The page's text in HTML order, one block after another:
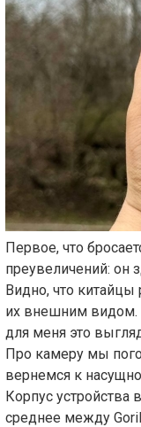
Первое, что
преувеличений: он
Видно, что
их внешним видом.
для меня это
Про камеру мы
вернемся к
Корпус устройства
среднее между